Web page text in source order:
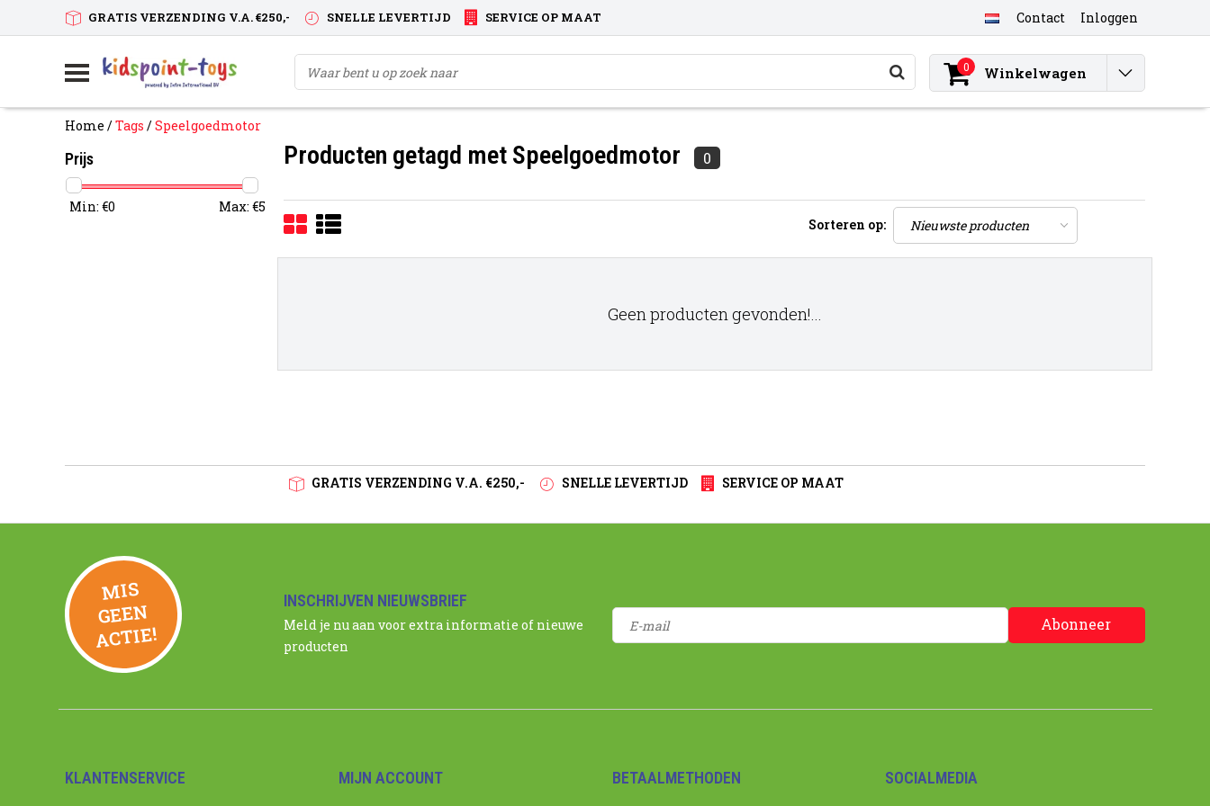
GRATIS VERZENDING V.A. €250,- SNELLE LEVERTIJD SERVICE OP MAAT Contact Inloggen
0 Winkelwagen
Home /Tags /Speelgoedmotor
Prijs
Min: €0 Max: €5
Producten getagd met Speelgoedmotor 0
Sorteren op:
Geen producten gevonden!...
GRATIS VERZENDING V.A. €250,- SNELLE LEVERTIJD SERVICE OP MAAT
MIS
GEE
N
ACTIE!
INSCHRIJVEN NIEUWSBRIEF
Meld je nu aan voor extra informatie of nieuwe
producten
Abonneer
KLANTENSERVICE MIJN ACCOUNT BETAALMETHODEN SOCIALMEDIA